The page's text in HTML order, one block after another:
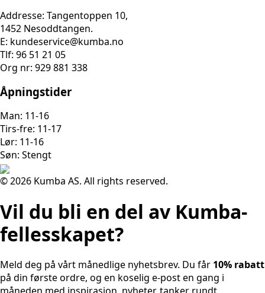
Addresse: Tangentoppen 10,
1452 Nesoddtangen.
E: kundeservice@kumba.no
Tlf: 96 51 21 05
Org nr: 929 881 338
Åpningstider
Man: 11-16
Tirs-fre: 11-17
Lør: 11-16
Søn: Stengt
© 2026 Kumba AS. All rights reserved.
Vil du bli en del av Kumba-
fellesskapet?
Meld deg på vårt månedlige nyhetsbrev. Du får 10% rabatt
på din første ordre, og en koselig e-post en gang i